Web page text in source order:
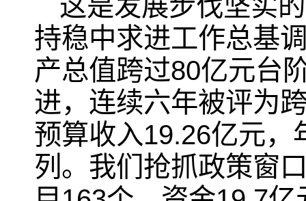
持稳中求进工作总基
产总值跨过80亿元台
进，连续六年被评为
预算收入19.26亿元，
列。我们抢抓政策窗